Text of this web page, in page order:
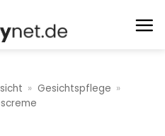
» Gesichtspflege »